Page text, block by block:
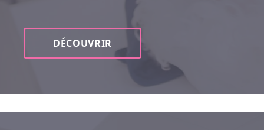
DÉCOUVRIR